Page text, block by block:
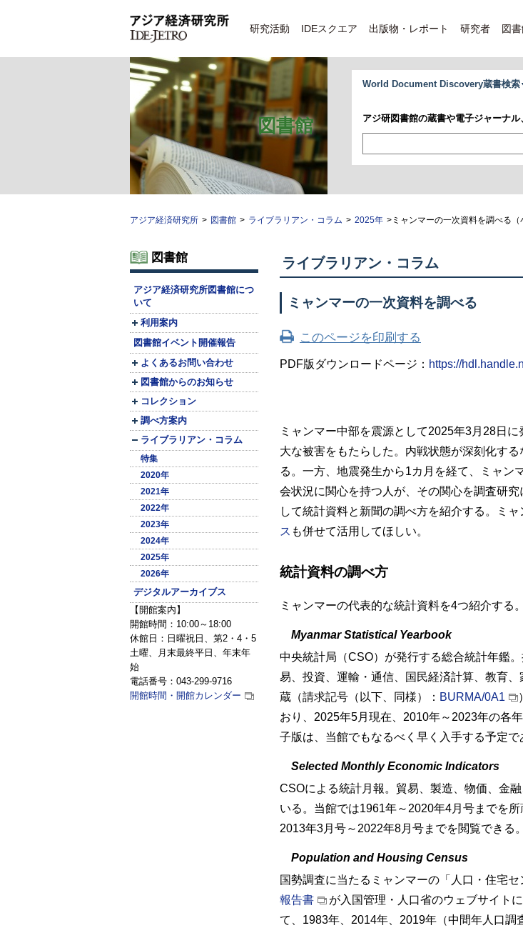
研究活動 IDEスクエア 出版物・レポート 研究者 図
図書館
World Document Discovery蔵書検索
アジ研図書館の蔵書や電子ジャーナ
アジア経済研究所 > 図書館 > ライブラリアン・コラム > 2025年 >ミャンマーの一次資料を調べる（
図書館
アジア経済研究所図書館につ
いて
利用案内
図書館イベント開催報告
よくあるお問い合わせ
図書館からのお知らせ
コレクション
調べ方案内
ライブラリアン・コラム
特集
2020年
2021年
2022年
2023年
2024年
2025年
2026年
デジタルアーカイブス
【開館案内】
開館時間：10:00～18:00
休館日：日曜祝日、第2・4・5
土曜、月末最終平日、年末年
始
電話番号：043-299-9716
開館時間・開館カレンダー
ライブラリアン・コラム
ミャンマーの一次資料を調べる
このページを印刷する
PDF版ダウンロードページ： https://
ミャンマー中部を震源として2025年3月28日
大な被害をもたらした。内戦状態が深刻化す
る。一方、地震発生から1カ月を経て、ミャン
会状況に関心を持つ人が、その関心を調査研
して統計資料と新聞の調べ方を紹介する。ミ
ス も併せて活用してほしい。
統計資料の調べ方
ミャンマーの代表的な統計資料を4つ紹介する。
Myanmar Statistical Yearbook
中央統計局（CSO）が発行する総合統計年鑑
易、投資、運輸・通信、国民経済計算、教育
蔵（請求記号（以下、同様）： BURMA/0A1
おり、2025年5月現在、2010年～2023年の各
子版は、当館でもなるべく早く入手する予定で
Selected Monthly Economic Indicators
CSOによる統計月報。貿易、製造、物価、金
いる。当館では1961年～2020年4月号までを所
2013年3月号～2022年8月号までを閲覧できる。
Population and Housing Census
国勢調査に当たるミャンマーの「人口・住宅
報告書
が入国管理・人口省のウェブサイト
て、1983年、2014年、2019年（中間年人口